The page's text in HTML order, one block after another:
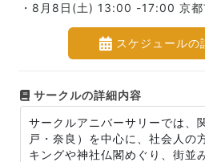
・8月8日(土) 13:00 -17:00 京都
スケジュールの
サークルの詳細内容
サークルアニバーサリーでは、
戸・奈良）を中心に、社会人の
キングや神社仏閣めぐり、街並